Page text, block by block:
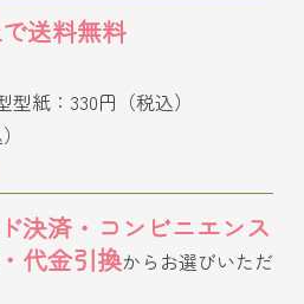
送料無料
紙：330円（税込）
決済・コンビニエンス
代金引換からお選びいただ